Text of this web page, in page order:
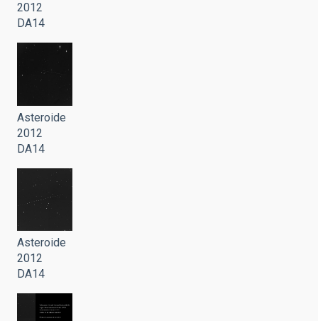
2012
DA14
Asteroide
2012
DA14
Asteroide
2012
DA14